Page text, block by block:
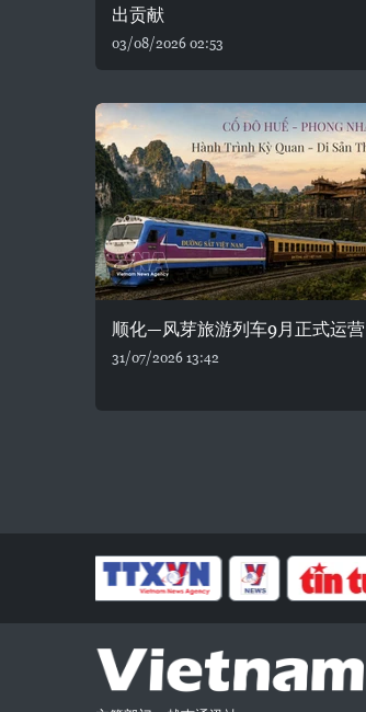
出贡献
03/08/2026 02:53
顺化—风芽旅游列车9月正式运营
31/07/2026 13:42